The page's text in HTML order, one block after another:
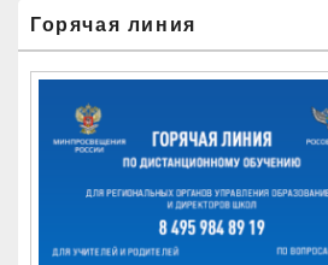
Горячая линия